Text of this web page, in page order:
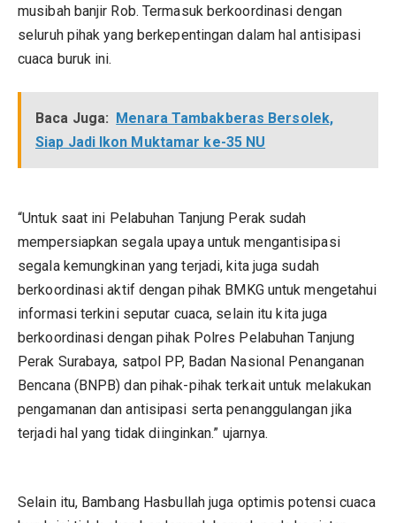
musibah banjir Rob. Termasuk berkoordinasi dengan
seluruh pihak yang berkepentingan dalam hal antisipasi
cuaca buruk ini.
Baca Juga: Menara Tambakberas Bersolek,
Siap Jadi Ikon Muktamar ke-35 NU
“Untuk saat ini Pelabuhan Tanjung Perak sudah
mempersiapkan segala upaya untuk mengantisipasi
segala kemungkinan yang terjadi, kita juga sudah
berkoordinasi aktif dengan pihak BMKG untuk mengetahui
informasi terkini seputar cuaca, selain itu kita juga
berkoordinasi dengan pihak Polres Pelabuhan Tanjung
Perak Surabaya, satpol PP, Badan Nasional Penanganan
Bencana (BNPB) dan pihak-pihak terkait untuk melakukan
pengamanan dan antisipasi serta penanggulangan jika
terjadi hal yang tidak diinginkan.” ujarnya.
Selain itu, Bambang Hasbullah juga optimis potensi cuaca